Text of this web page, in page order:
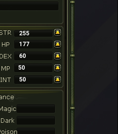
255
177
60
50
50